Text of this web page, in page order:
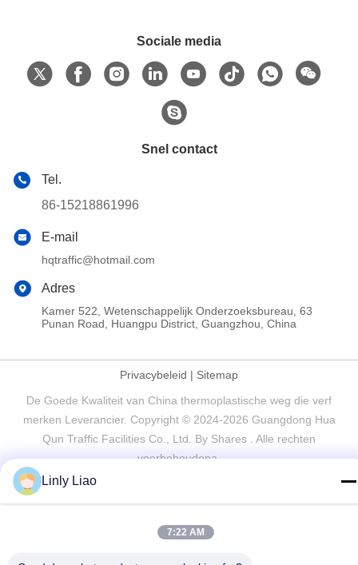
Sociale media
Snel contact
Tel.
86-15218861996
E-mail
hqtraffic@hotmail.com
Adres
Kamer 522, Wetenschappelijk Onderzoeksbureau, 63
Punan Road, Huangpu District, Guangzhou, China
Privacybeleid | Sitemap
De Goede Kwaliteit van China thermoplastische weg die verf
merken Leverancier. Copyright © 2024-2026 Guangdong Hua
Qun Traffic Facilities Co., Ltd. By Shares . Alle rechten
voorbehoudena.
Linly Liao
7:22 AM